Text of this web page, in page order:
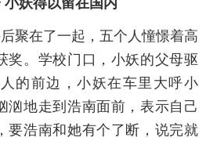
聚在了一起，五个人憧憬着高
奖。学校门口，小妖的父母驱
的前边，小妖在车里大呼小
汹地走到浩南面前，表示自己
要浩南和她有个了断，说完就